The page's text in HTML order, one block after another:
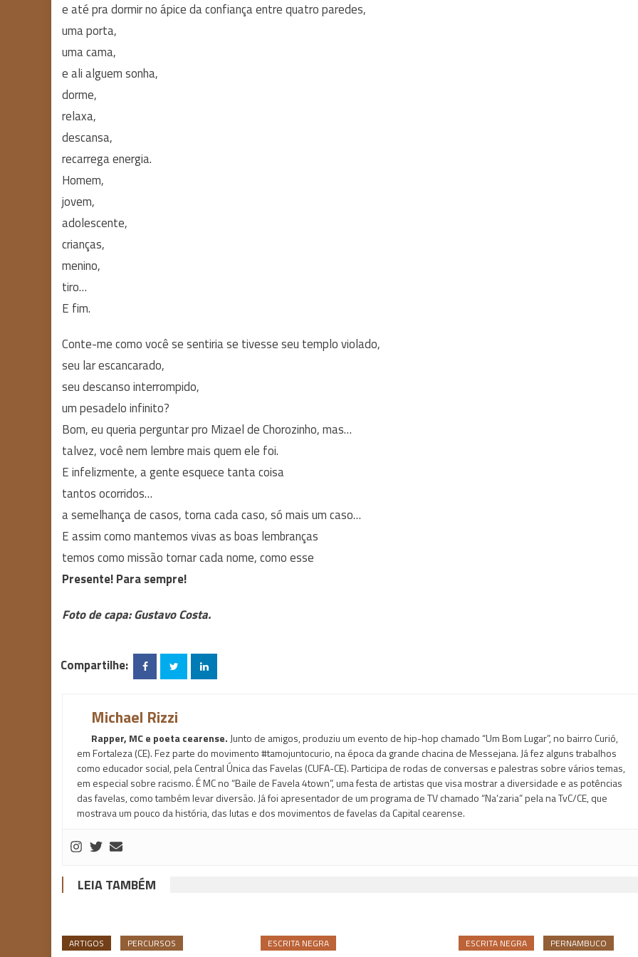
e até pra dormir no ápice da confiança entre quatro paredes,
uma porta,
uma cama,
e ali alguem sonha,
dorme,
relaxa,
descansa,
recarrega energia.
Homem,
jovem,
adolescente,
crianças,
menino,
tiro…
E fim.
Conte-me como você se sentiria se tivesse seu templo violado,
seu lar escancarado,
seu descanso interrompido,
um pesadelo infinito?
Bom, eu queria perguntar pro Mizael de Chorozinho, mas…
talvez, você nem lembre mais quem ele foi.
E infelizmente, a gente esquece tanta coisa
tantos ocorridos…
a semelhança de casos, torna cada caso, só mais um caso…
E assim como mantemos vivas as boas lembranças
temos como missão tornar cada nome, como esse
Presente! Para sempre!
Foto de capa: Gustavo Costa.
Compartilhe:
Michael Rizzi
Rapper, MC e poeta cearense. Junto de amigos, produziu um evento de hip-hop chamado “Um Bom Lugar”, no bairro Curió,
em Fortaleza (CE). Fez parte do movimento #tamojuntocurio, na época da grande chacina de Messejana. Já fez alguns trabalhos
como educador social, pela Central Única das Favelas (CUFA-CE). Participa de rodas de conversas e palestras sobre vários temas,
em especial sobre racismo. É MC no “Baile de Favela 4town”, uma festa de artistas que visa mostrar a diversidade e as potências
das favelas, como também levar diversão. Já foi apresentador de um programa de TV chamado “Na’zaria” pela na TvC/CE, que
mostrava um pouco da história, das lutas e dos movimentos de favelas da Capital cearense.
LEIA TAMBÉM
ARTIGOS PERCURSOS ESCRITA NEGRA ESCRITA NEGRA PERNAMBUCO